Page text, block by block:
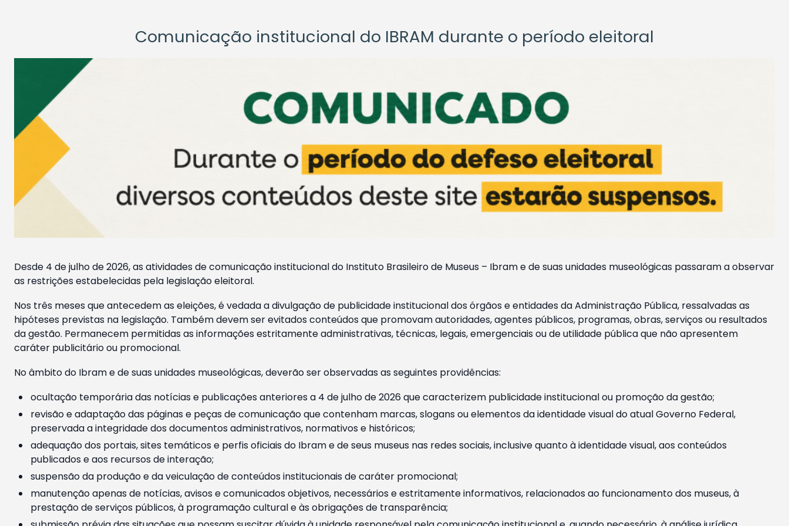
Comunicação institucional do IBRAM durante o período eleitoral
Desde 4 de julho de 2026, as atividades de comunicação institucional do Instituto Brasileiro de Museus – Ibram e de suas unidades museológicas passaram a observar
as restrições estabelecidas pela legislação eleitoral.
Nos três meses que antecedem as eleições, é vedada a divulgação de publicidade institucional dos órgãos e entidades da Administração Pública, ressalvadas as
hipóteses previstas na legislação. Também devem ser evitados conteúdos que promovam autoridades, agentes públicos, programas, obras, serviços ou resultados
da gestão. Permanecem permitidas as informações estritamente administrativas, técnicas, legais, emergenciais ou de utilidade pública que não apresentem
caráter publicitário ou promocional.
No âmbito do Ibram e de suas unidades museológicas, deverão ser observadas as seguintes providências:
ocultação temporária das notícias e publicações anteriores a 4 de julho de 2026 que caracterizem publicidade institucional ou promoção da gestão;
revisão e adaptação das páginas e peças de comunicação que contenham marcas, slogans ou elementos da identidade visual do atual Governo Federal,
preservada a integridade dos documentos administrativos, normativos e históricos;
adequação dos portais, sites temáticos e perfis oficiais do Ibram e de seus museus nas redes sociais, inclusive quanto à identidade visual, aos conteúdos
publicados e aos recursos de interação;
suspensão da produção e da veiculação de conteúdos institucionais de caráter promocional;
manutenção apenas de notícias, avisos e comunicados objetivos, necessários e estritamente informativos, relacionados ao funcionamento dos museus, à
prestação de serviços públicos, à programação cultural e às obrigações de transparência;